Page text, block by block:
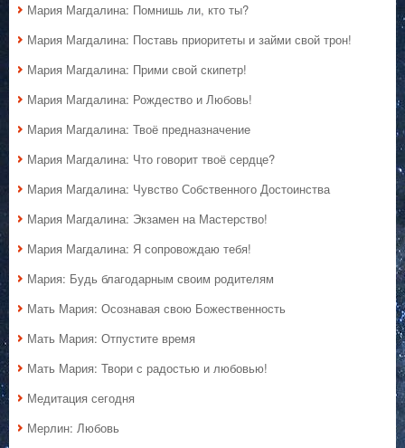
Мария Магдалина: Помнишь ли, кто ты?
Мария Магдалина: Поставь приоритеты и займи свой трон!
Мария Магдалина: Прими свой скипетр!
Мария Магдалина: Рождество и Любовь!
Мария Магдалина: Твоё предназначение
Мария Магдалина: Что говорит твоё сердце?
Мария Магдалина: Чувство Собственного Достоинства
Мария Магдалина: Экзамен на Мастерство!
Мария Магдалина: Я сопровождаю тебя!
Мария: Будь благодарным своим родителям
Мать Мария: Осознавая свою Божественность
Мать Мария: Отпустите время
Мать Мария: Твори с радостью и любовью!
Медитация сегодня
Мерлин: Любовь